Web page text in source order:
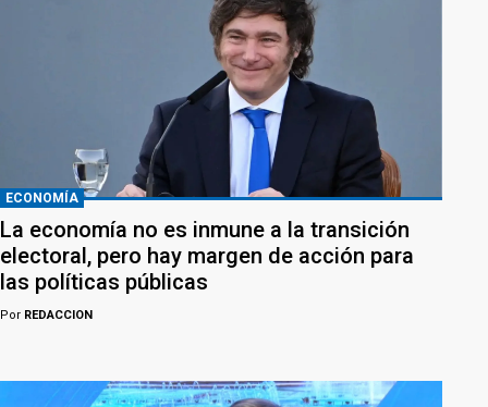
ECONOMÍA
La economía no es inmune a la transición
electoral, pero hay margen de acción para
las políticas públicas
Por REDACCION